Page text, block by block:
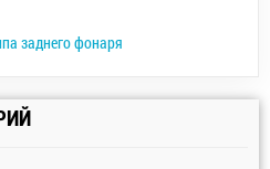
заднего фонаря